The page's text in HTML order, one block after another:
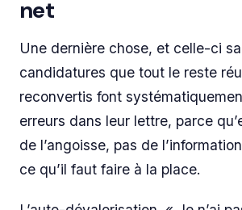
net
Une dernière chose, et celle-ci
candidatures que tout le reste
reconvertis font
erreurs dans leur lettre, parce
de l’angoisse, pas de
ce qu’il faut faire à la place.